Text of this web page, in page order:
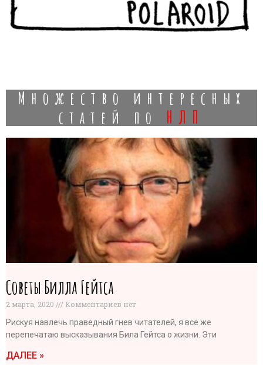
Множество интересных
статей по нлп
Советы Билла Гейтса
2 марта, 2020
Комментариев нет
Рискуя навлечь праведный гнев читателей, я все же
перепечатаю высказывания Била Гейтса о жизни. Эти
ДАЛЕЕ »